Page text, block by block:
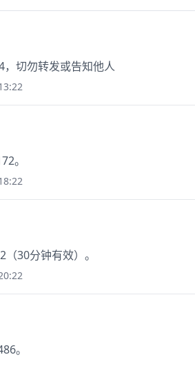
，切勿转发或告知他人
。
30分钟有效）。
。